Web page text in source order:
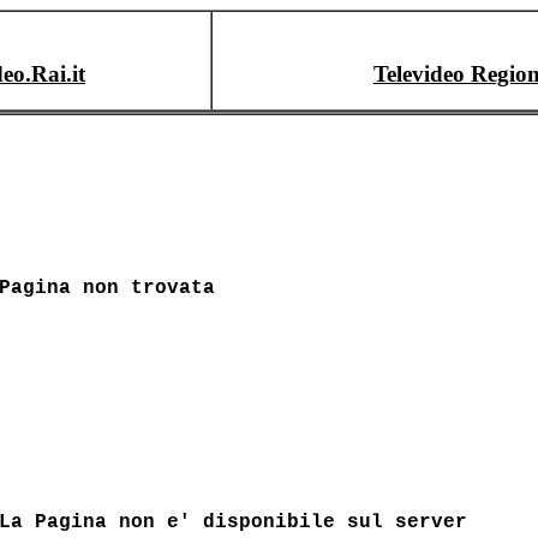
Televideo
Pagina non trovata
La Pagina non e' disponibile sul server